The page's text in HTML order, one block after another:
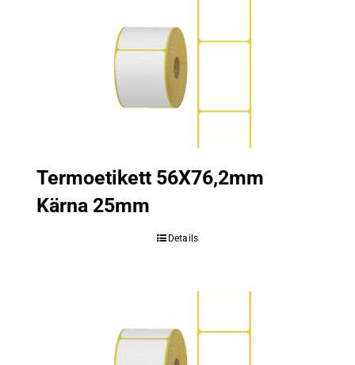
Termoetikett 56X76,2mm
Kärna 25mm
Details